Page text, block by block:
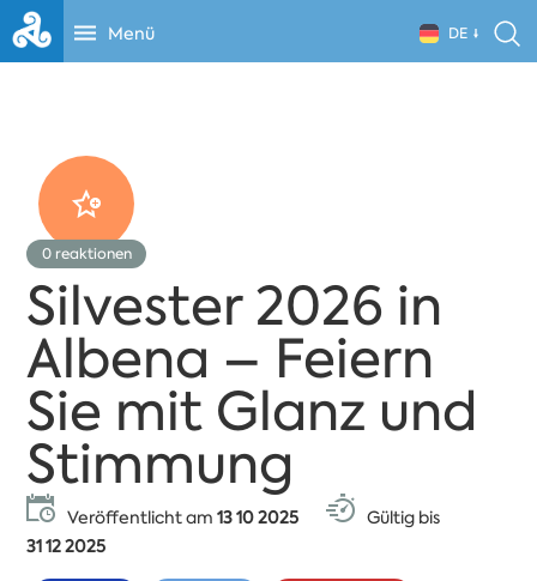
Menü DE
0reaktionen
Silvester 2026 in
Albena – Feiern
Sie mit Glanz und
Stimmung
Veröffentlicht am13 10 2025
Gültig bis
31 12 2025